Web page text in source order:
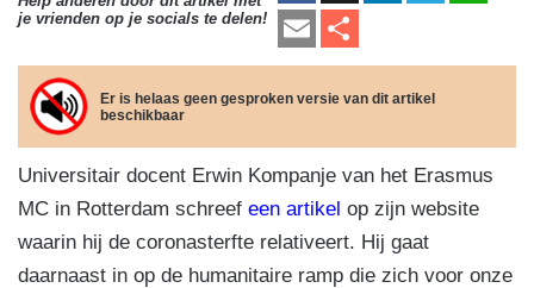
je vrienden op je socials te delen!
a
c
e
b
o
o
k
k
e
dI
n
e
a
m
at
A
p
E
m
ail
el
e
n
Er is helaas geen gesproken versie van dit artikel
beschikbaar
Universitair docent Erwin Kompanje van het Erasmus
MC in Rotterdam schreef een artikel op zijn website
waarin hij de coronasterfte relativeert. Hij gaat
daarnaast in op de humanitaire ramp die zich voor onze